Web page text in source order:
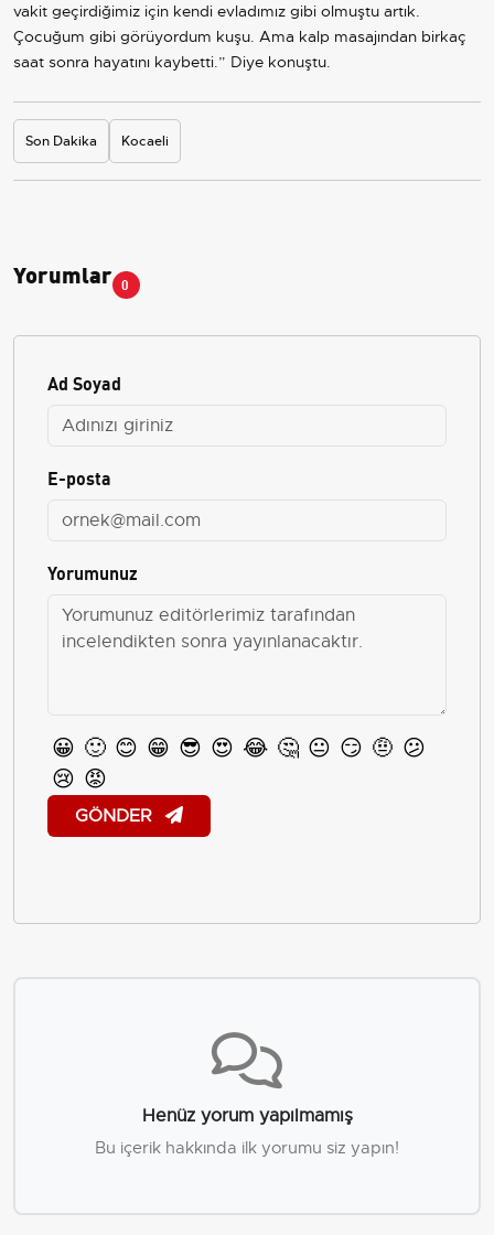
vakit geçirdiğimiz için kendi evladımız gibi olmuştu artık.
Çocuğum gibi görüyordum kuşu. Ama kalp masajından birkaç
saat sonra hayatını kaybetti.” Diye konuştu.
Son Dakika Kocaeli
Yorumlar 0
Ad Soyad
E-posta
Yorumunuz
😀 🙂 😊 😁 😎 😍 😂 🤔 😐 😏 🤨 😕
😢 😡
GÖNDER
Henüz yorum yapılmamış
Bu içerik hakkında ilk yorumu siz yapın!